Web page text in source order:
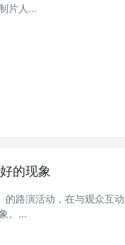
片人...
的现象
路演活动，在与观众互
。...